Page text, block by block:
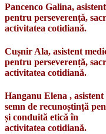
Pancenco Galina,
pentru perseverență,
activitatea cotidiană.
Cușnir Ala, asistent
pentru perseverență,
activitatea cotidiană.
Hanganu Elena ,
semn de recunoștință
și conduită etică în
activitatea cotidiană.